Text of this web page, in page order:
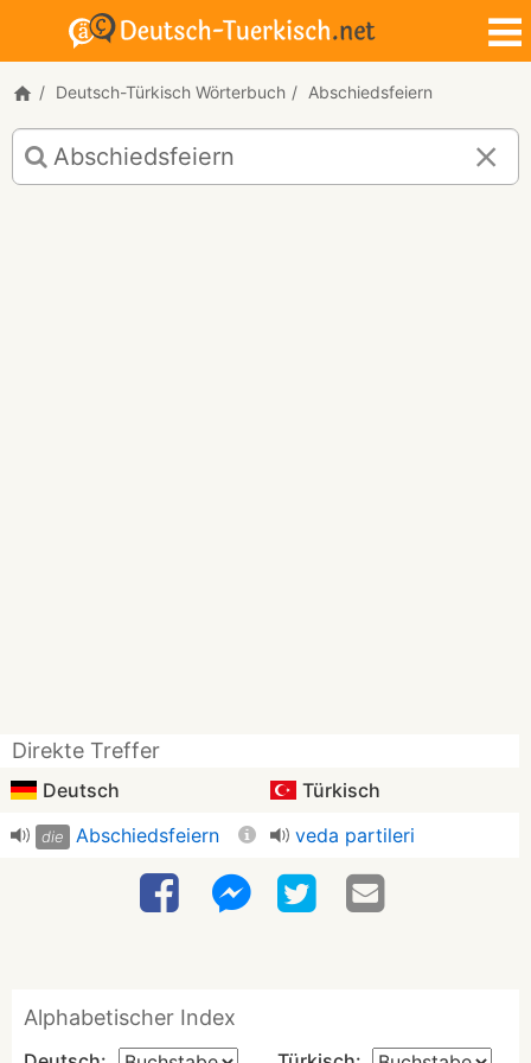
Deutsch-Türkisch Wörterbuch Abschiedsfeiern
Deutsch-
Türkisch
Übersetzung
Direkte Treffer
Deutsch Türkisch
die Abschiedsfeiern veda partileri
Alphabetischer Index